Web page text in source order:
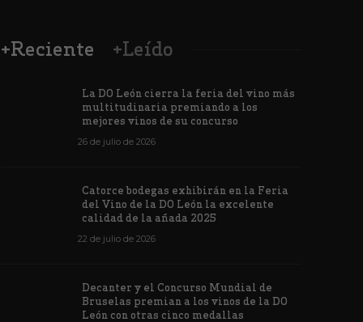
de la DO León para León XIV
1172
+Reciente +Leído
La DO León cierra la feria del vino más
multitudinaria premiando a los
mejores vinos de su concurso
26 de julio de 2026
Catorce bodegas exhibirán en la Feria
del Vino de la DO León la excelente
calidad de la añada 2025
22 de julio de 2026
Decanter y el Concurso Mundial de
Bruselas premian a los vinos de la DO
León con otras cinco medallas